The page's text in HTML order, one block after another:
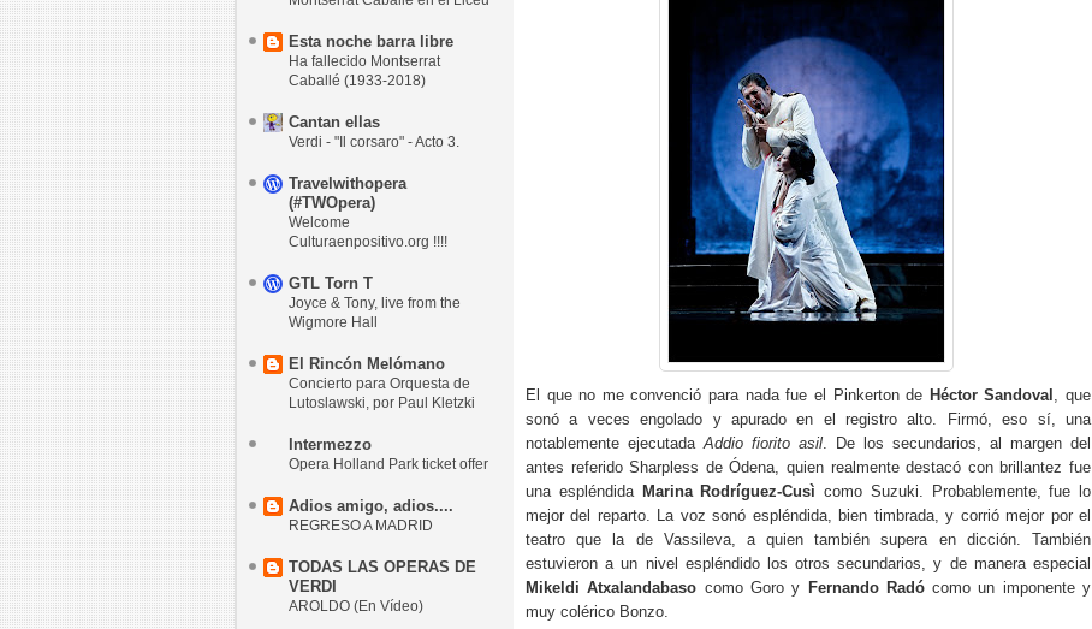
Esta noche barra libre
Ha fallecido Montserrat
Caballé (1933-2018)
Cantan ellas
Verdi - "Il corsaro" - Acto 3.
Travelwithopera
(#TWOpera)
Welcome
Culturaenpositivo.org !!!!
GTL Torn T
Joyce & Tony, live from the
Wigmore Hall
El Rincón Melómano
Concierto para Orquesta de
Lutoslawski, por Paul Kletzki
Intermezzo
Opera Holland Park ticket offer
Adios amigo, adios....
REGRESO A MADRID
TODAS LAS OPERAS DE
VERDI
AROLDO (En Vídeo)
El que no me convenció para nada fue el Pinkerton de Héctor Sandoval , que
sonó a veces engolado y apurado en el registro alto. Firmó, eso sí, una
notablemente ejecutadaAddio fiorito asil. De los secundarios, al margen del
antes referido Sharpless de Ódena, quien realmente destacó con brillantez fue
una espléndida Marina Rodríguez-Cusì como Suzuki. Probablemente, fue lo
mejor del reparto. La voz sonó espléndida, bien timbrada, y corrió mejor por el
teatro que la de Vassileva, a quien también supera en dicción. También
estuvieron a un nivel espléndido los otros secundarios, y de manera especial
Mikeldi Atxalandabaso como Goro y Fernando Radócomo un imponente y
muy colérico Bonzo.